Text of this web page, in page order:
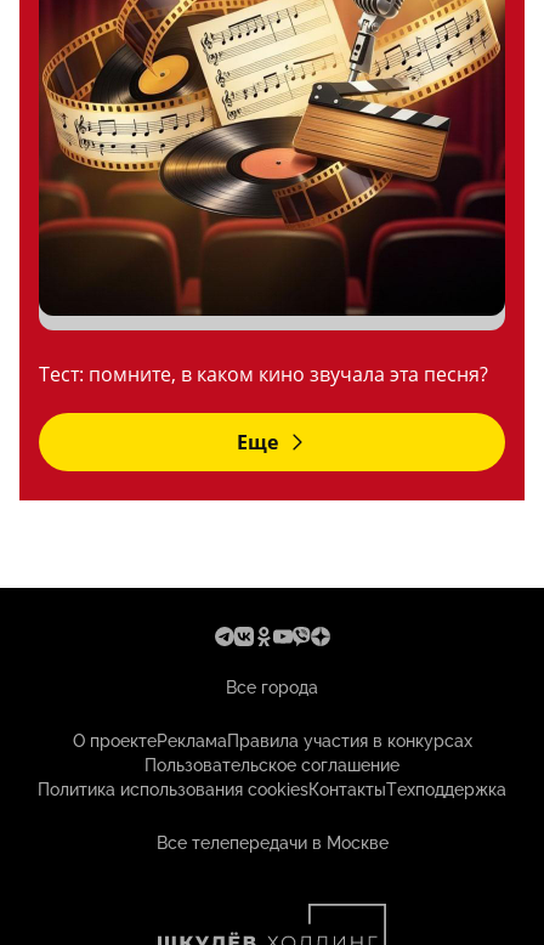
Тест: помните, в каком кино звучала эта песня?
Еще
Все города
О проектеРекламаПравила участия в конкурсах
Пользовательское соглашение
Политика использования cookiesКонтактыТехподдержка
Все телепередачи в Москве